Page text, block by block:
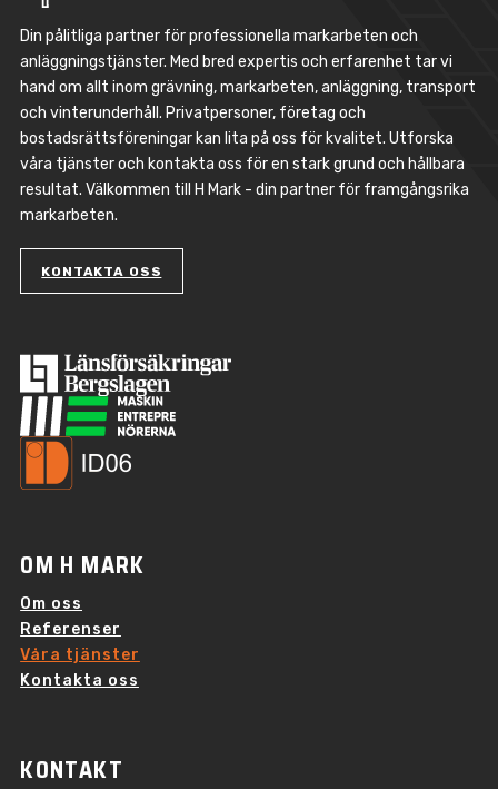
Din pålitliga partner för professionella markarbeten och
anläggningstjänster. Med bred expertis och erfarenhet tar vi
hand om allt inom grävning, markarbeten, anläggning, transport
och vinterunderhåll. Privatpersoner, företag och
bostadsrättsföreningar kan lita på oss för kvalitet. Utforska
våra tjänster och kontakta oss för en stark grund och hållbara
resultat. Välkommen till H Mark - din partner för framgångsrika
markarbeten.
KONTAKTA OSS
OM H MARK
Om oss
Referenser
Våra tjänster
Kontakta oss
KONTAKT